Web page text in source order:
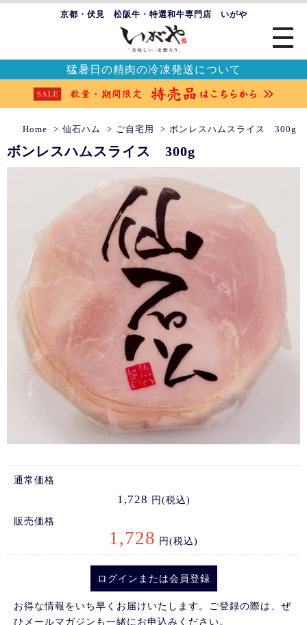
京都・伏見 松阪牛・特選和牛専門店 いがや
猛暑日の精肉の冷凍発送について
Home 仙石ハム ご自宅用 ボンレスハムスライス 300g
ボンレスハムスライス 300g
通常価格
1,728 円(税込)
販売価格
1,728 円(税込)
ログイン または会員登録
お得な情報をいち早くお届けいたします。ご登録の際は、ぜ
ひメールマガジンも一緒にお申込みください。